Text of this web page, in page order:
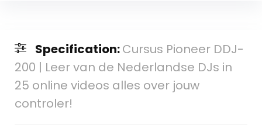
Specification:Cursus Pioneer DDJ-
200 | Leer van de Nederlandse DJs in
25 online videos alles over jouw
controler!